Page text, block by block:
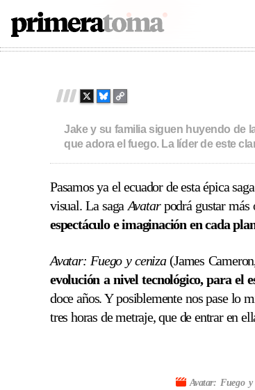
Skip
PRIMERATOMA |
Avatar: Fire and Ash
B
U
S
K
C
Y
L
I
K
Jake y su familia siguen huyendo de
que adora el fuego. La líder de este
Pasamos ya el ecuador de esta épica
visual. La saga Avatarpodrá gustar más
espectáculo e imaginación en cada
Avatar: Fuego y ceniza(James
evolución a nivel tecnológico, para el
doce años. Y posiblemente nos pase lo
tres horas de metraje, que de entrar en
Avatar: Fuego y